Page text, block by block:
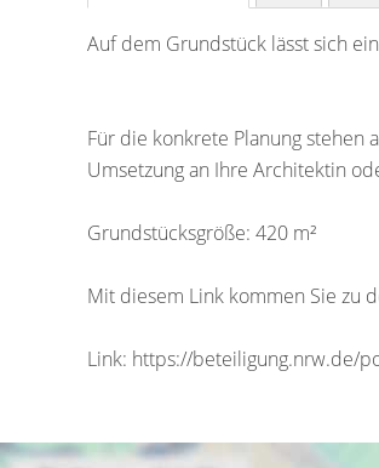
Auf dem Grundstück lässt sich
Für die konkrete Planung
Umsetzung an Ihre Architektin
Grundstücksgröße: 420 m²
Mit diesem Link kommen Sie zu
Link: https://beteiligung.nrw.de/